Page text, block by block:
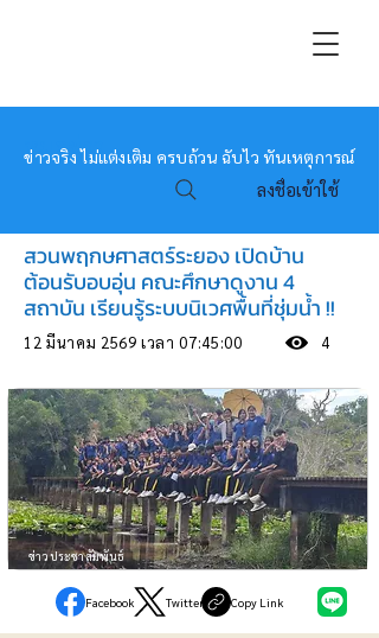
หมอข่าว
ข่าวจริง ไม่แต่งเติม ครบถ้วน ฉับไว ทันเหตุการณ์
ลงชื่อเข้าใช้
สวนพฤกษศาสตร์ระยอง เปิดบ้าน
ต้อนรับอบอุ่น คณะศึกษาดูงาน 4
สถาบัน เรียนรู้ระบบนิเวศพื้นที่ชุ่มน้ำ !!
12 มีนาคม 2569 เวลา 07:45:00 4
ข่าวประชาสัมพันธ์
Facebook Twitter Copy Link